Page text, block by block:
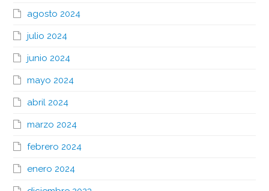
agosto 2024
julio 2024
junio 2024
mayo 2024
abril 2024
marzo 2024
febrero 2024
enero 2024